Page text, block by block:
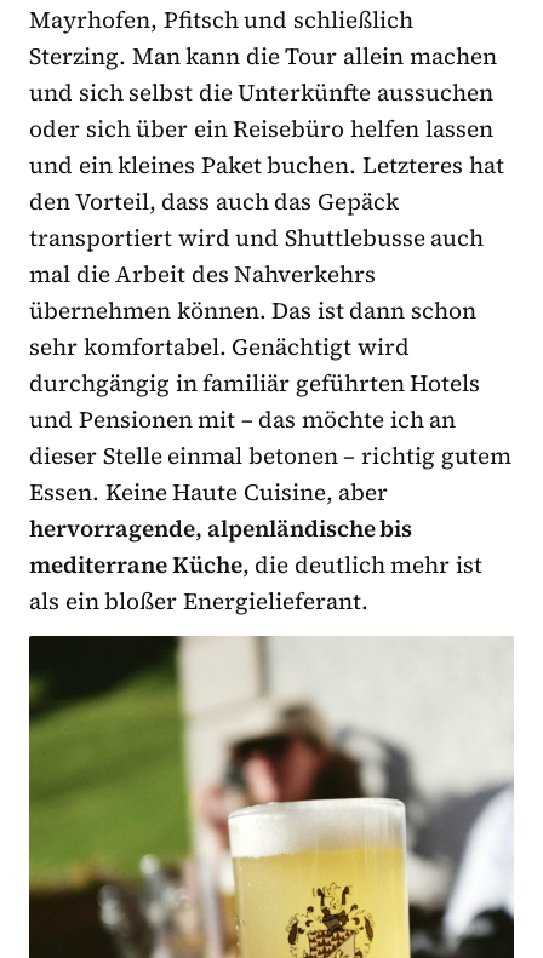
Mayrhofen, Pfitsch und schließlich
Sterzing. Man kann die Tour allein machen
und sich selbst die Unterkünfte aussuchen
oder sich über ein Reisebüro helfen lassen
und ein kleines Paket buchen. Letzteres hat
den Vorteil, dass auch das Gepäck
transportiert wird und Shuttlebusse auch
mal die Arbeit des Nahverkehrs
übernehmen können. Das ist dann schon
sehr komfortabel. Genächtigt wird
durchgängig in familiär geführten Hotels
und Pensionen mit – das möchte ich an
dieser Stelle einmal betonen – richtig gutem
Essen. Keine Haute Cuisine, aber
hervorragende, alpenländische bis
mediterrane Küche, die deutlich mehr ist
als ein bloßer Energielieferant.